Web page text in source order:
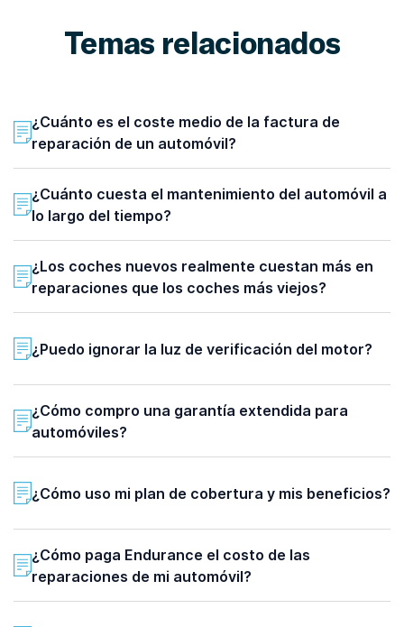
Temas relacionados
¿Cuánto es el coste medio de la factura de
reparación de un automóvil?
¿Cuánto cuesta el mantenimiento del automóvil a
lo largo del tiempo?
¿Los coches nuevos realmente cuestan más en
reparaciones que los coches más viejos?
¿Puedo ignorar la luz de verificación del motor?
¿Cómo compro una garantía extendida para
automóviles?
¿Cómo uso mi plan de cobertura y mis beneficios?
¿Cómo paga Endurance el costo de las
reparaciones de mi automóvil?